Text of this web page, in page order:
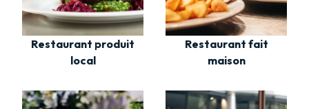
Restaurant produit
local
Restaurant fait
maison